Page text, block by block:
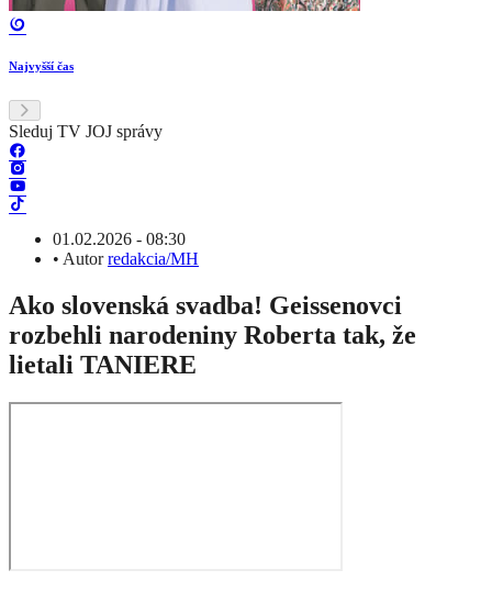
Najvyšší čas
Sleduj TV JOJ správy
01.02.2026 - 08:30
• Autorredakcia/MH
Ako slovenská svadba! Geissenovci
rozbehli narodeniny Roberta tak, že
lietali TANIERE